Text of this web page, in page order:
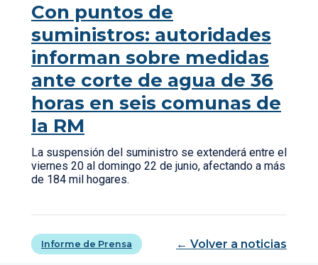
Con puntos de
suministros: autoridades
informan sobre medidas
ante corte de agua de 36
horas en seis comunas de
la RM
La suspensión del suministro se extenderá entre el
viernes 20 al domingo 22 de junio, afectando a más
de 184 mil hogares.
Informe de Prensa ← Volver a noticias